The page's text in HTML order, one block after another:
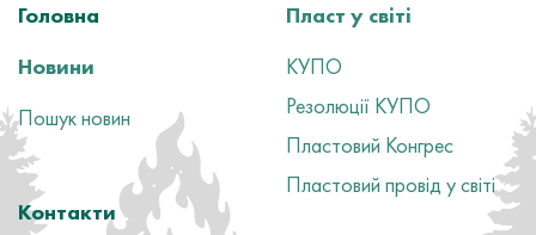
Головна
Новини
Пошук новин
Пласт у світі
КУПО
Резолюції КУПО
Пластовий Конгрес
Пластовий провід у світі
Контакти